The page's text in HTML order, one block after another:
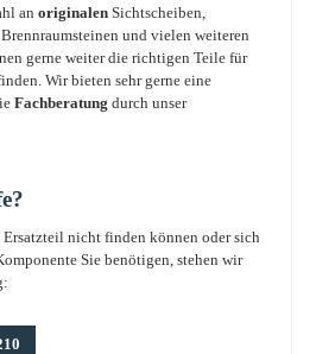
an originalen Sichtscheiben,
und vielen weiteren
gerne weiter die richtigen Teile für
Wir bieten sehr gerne eine
Fachberatung durch unser
Ersatzteil nicht finden können oder sich
Sie benötigen, stehen wir